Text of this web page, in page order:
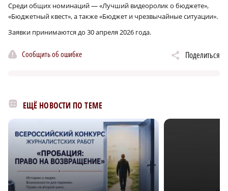
Среди общих номинаций — «Лучший видеоролик о бюджете»,
«Бюджетный квест», а также «Бюджет и чрезвычайные ситуации».
Заявки принимаются до 30 апреля 2026 года.
Сообщить об ошибке Поделиться
ЕЩЁ НОВОСТИ ПО ТЕМЕ